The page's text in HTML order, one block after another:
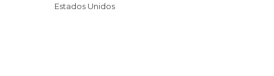
Estados Unidos